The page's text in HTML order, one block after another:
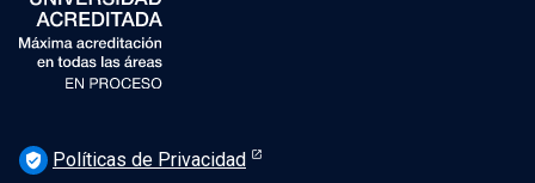
verified_user Políticas de Privacidad